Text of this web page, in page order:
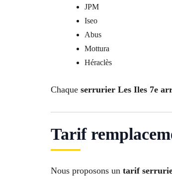
JPM
Iseo
Abus
Mottura
Héraclès
Chaque serrurier Les Iles 7e
Tarif
Nous proposons un tarif